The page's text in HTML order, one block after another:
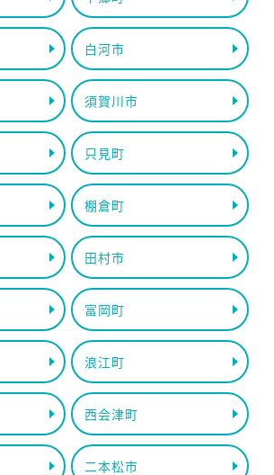
白河市
須賀川市
只見町
棚倉町
田村市
富岡町
浪江町
西会津町
二本松市